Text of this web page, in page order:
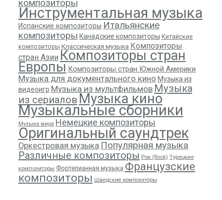
композиторы
Инструментальная музыка
Испанские композиторы Итальянские
композиторы Канадские композиторы Китайские
композиторы Классическая музыка Композиторы
стран Азии Композиторы стран
Европы Композиторы стран Южной Америки
Музыка для документального кино Музыка из
видеоигр Музыка из мультфильмов Музыка
из сериалов Музыка кино
Музыкальные сборники
Музыка мира Немецкие композиторы
Оригинальный саундтрек
Оркестровая музыка Популярная музыка
Различные композиторы Рок (Rock) Турецкие
композиторы Фортепианная музыка Французские
композиторы Шведские композиторы